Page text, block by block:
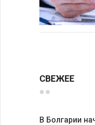
СВЕЖЕЕ
В Болгарии